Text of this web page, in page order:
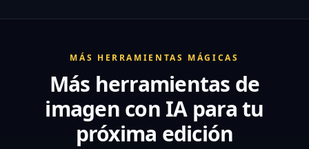
MÁS HERRAMIENTAS MÁGICAS
Más herramientas de
imagen con IA para tu
próxima edición